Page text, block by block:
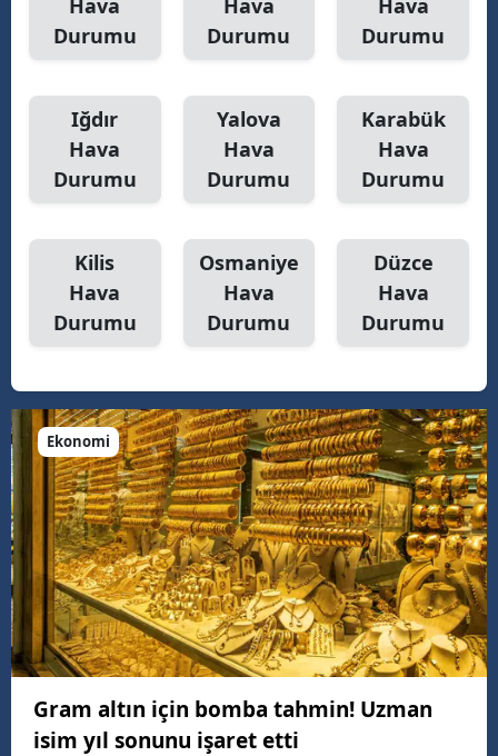
Hava
Durumu
Hava
Durumu
Hava
Durumu
Iğdır
Hava
Durumu
Yalova
Hava
Durumu
Karabük
Hava
Durumu
Kilis
Hava
Durumu
Osmaniye
Hava
Durumu
Düzce
Hava
Durumu
Ekonomi
Gram altın için bomba tahmin! Uzman
isim yıl sonunu işaret etti